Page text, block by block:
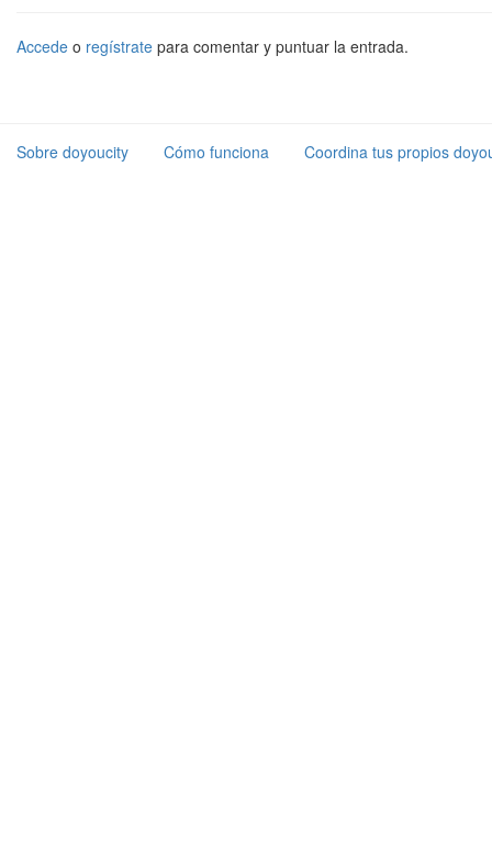
Accede o regístrate para comentar y puntuar la entrada.
Sobre doyoucity Cómo funciona Coordina tus propios